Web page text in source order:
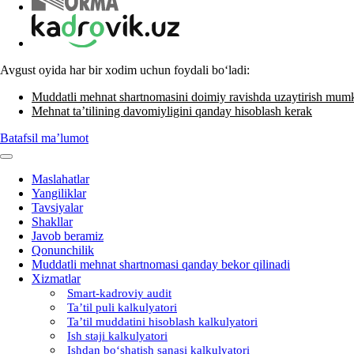
Avgust oyida har bir хodim uchun foydali boʻladi:
Muddatli mehnat shartnomasini doimiy ravishda uzaytirish
Mehnat ta’tilining davomiyligini qanday hisoblash kerak
Batafsil ma’lumot
Maslahatlar
Yangiliklar
Tavsiyalar
Shakllar
Javob beramiz
Qonunchilik
Muddatli mehnat shartnomasi qanday bekor qilinadi
Xizmatlar
Smart-kadroviy audit
Ta’til puli kalkulyatori
Ta’til muddatini hisoblash kalkulyatori
Ish staji kalkulyatori
Ishdan boʻshatish sanasi kalkulyatori